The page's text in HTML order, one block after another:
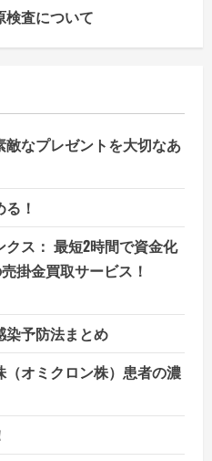
検査について
なプレゼントを大切なあ
！
ス： 最短2時間で資金化
掛金買取サービス！
染予防法まとめ
オミクロン株）患者の濃